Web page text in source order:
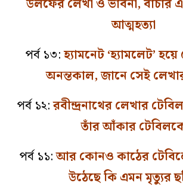
উলফের লেখা ও ভাবনা, বাঁচার
আত্মহত্যা
পর্ব ১৩:হ্যামনেট ‘হ্যামলেট’
অনন্তকাল, জানে সেই
পর্ব ১২:রবীন্দ্রনাথের লেখার
তাঁর আঁকার
পর্ব ১১:আর কোনও কাঠের
উঠেছে কি এমন মৃত্যুর